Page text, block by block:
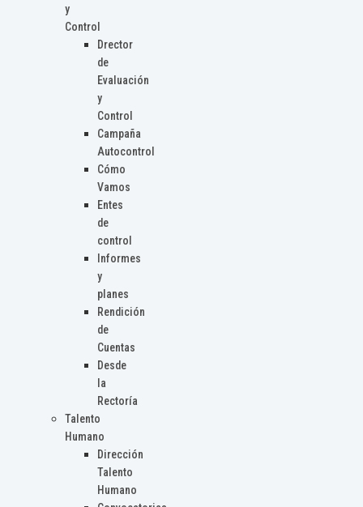
y
Control
Drector
de
Evaluación
y
Control
Campaña
Autocontrol
Cómo
Vamos
Entes
de
control
Informes
y
planes
Rendición
de
Cuentas
Desde
la
Rectoría
Talento
Humano
Dirección
Talento
Humano